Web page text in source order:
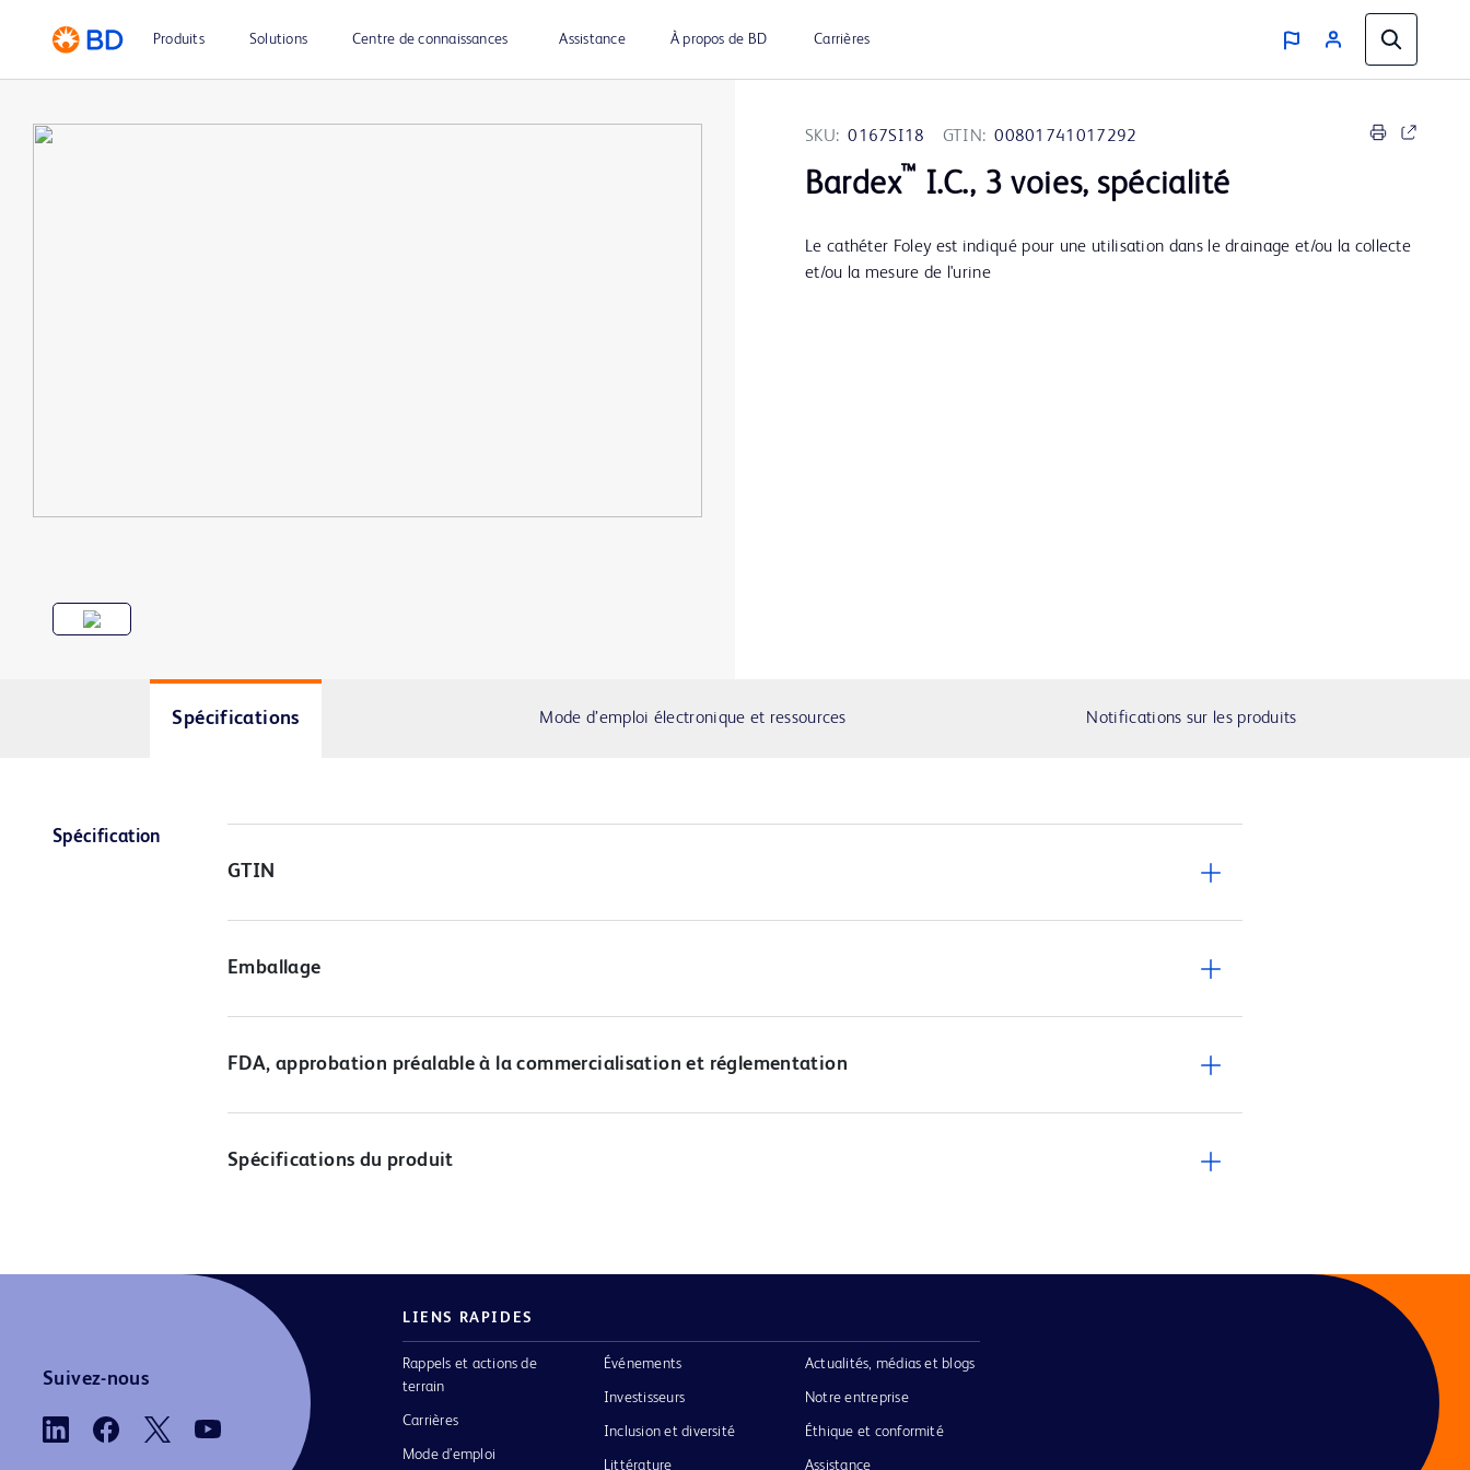
Produits Solutions Centre de connaissances Assistance À propos de BD Carrières
SKU: 0167SI18 GTIN: 00801741017292
Bardex™ I.C., 3 voies, spécialité
Le cathéter Foley est indiqué pour une utilisation dans le drainage et/ou la collecte
et/ou la mesure de l'urine
Spécifications Mode d’emploi électronique et ressources Notifications sur les produits
Spécification
GTIN
Emballage
FDA, approbation préalable à la commercialisation et réglementation
Spécifications du produit
Suivez-nous
LIENS RAPIDES
Rappels et actions de
terrain
Carrières
Mode d’emploi
Événements
Investisseurs
Inclusion et diversité
Littérature
Actualités, médias et blogs
Notre entreprise
Éthique et conformité
Assistance